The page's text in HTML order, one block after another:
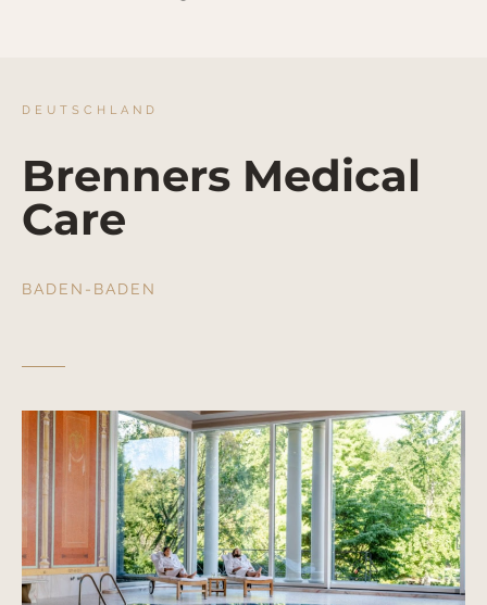
DEUTSCHLAND
Brenners Medical
Care
BADEN-BADEN